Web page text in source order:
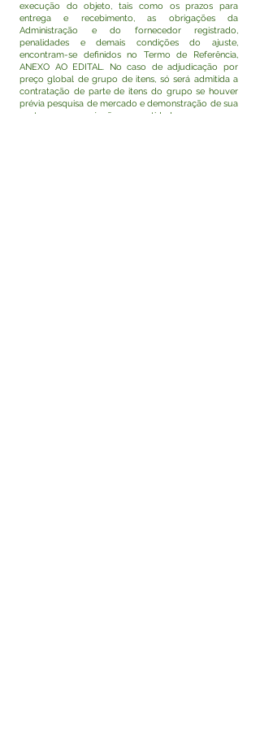
execução do objeto, tais como os prazos para
entrega e recebimento, as obrigações da
Administração e do fornecedor registrado,
penalidades e demais condições do ajuste,
encontram-se definidos no Termo de Referência,
ANEXO AO EDITAL. No caso de adjudicação por
preço global de grupo de itens, só será admitida a
contratação de parte de itens do grupo se houver
prévia pesquisa de mercado e demonstração de sua
vantagem para o órgão ou a entidade.